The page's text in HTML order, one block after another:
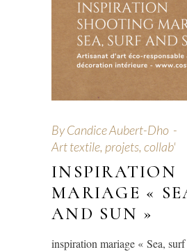
ByCandice Aubert-Dho
Art textile, projets, collab'
INSPIRATION
MARIAGE «
AND SUN »
inspiration mariage « Sea,